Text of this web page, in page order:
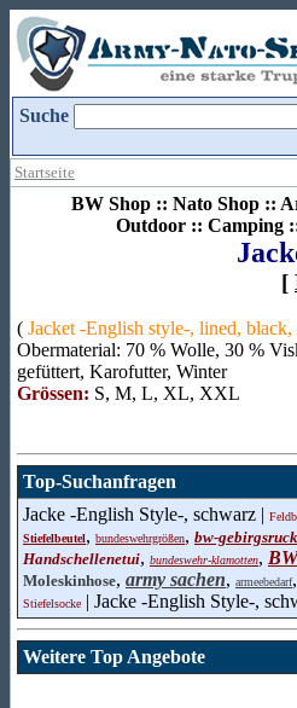
Suche
Startseite
BW Shop :: Nato Shop ::
Outdoor :: Camping
[
( Jacket -English style-, lined,
Obermaterial: 70 % Wolle, 30 %
gefüttert, Karofutter, Winter
Grössen: S, M, L, XL, XXL
Top-Suchanfragen
Jacke -English Style-, schwarz |
Stiefelbeutel, bundeswehrgrößen, bw-
Handschellenetui, bundeswehr-klamotten,
Moleskinhose, army sachen, armeebedarf,
Stiefelsocke | Jacke -English Style-,
Weitere Top Angebote